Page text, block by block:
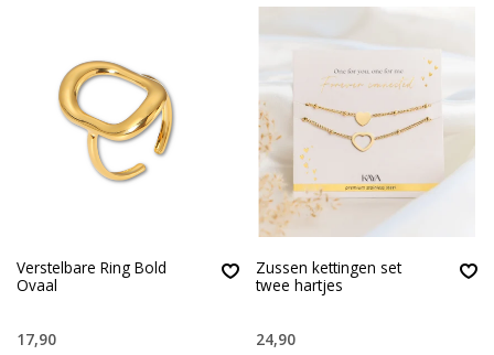
Verstelbare Ring Bold
Ovaal
17,90
Zussen kettingen set
twee hartjes
24,90